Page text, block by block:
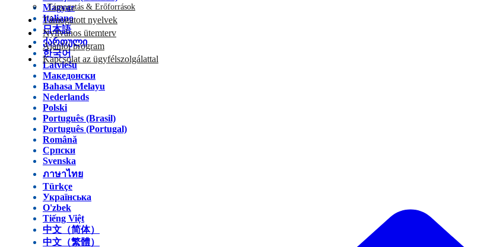
Magyar
Italiano
日本語
ქართული
한국어
Latviešu
Македонски
Bahasa Melayu
Nederlands
Polski
Português (Brasil)
Português (Portugal)
Română
Српски
Svenska
ภาษาไทย
Türkçe
Українська
O'zbek
Tiếng Việt
中文（简体）
中文（繁體）
Támogatás & Erőforrások
Támogatott nyelvek
Nyilvános ütemterv
Ajánlói program
Kapcsolat az ügyfélszolgálattal